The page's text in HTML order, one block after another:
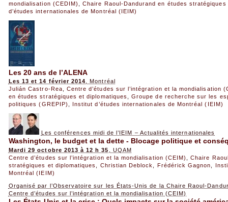
mondialisation (CEDIM)
,Chaire Raoul-Dandurand en études
d’études internationales de Montréal (IEIM)
Les 20 ans de l’ALENA
Les 13 et 14 février 2014, Montréal
Julián Castro-Rea, Centre d’études sur l’intégration et la mondialisation
en études stratégiques et diplomatiques ,Groupe de recherche sur les
politiques (GREPIP) , Institut d’études internationales de Montréal (IEIM)
Les conférences midi de l’IEIM – Actualités internationales
Washington, le budget et la dette - Blocage politique et
Mardi 29 octobre 2013 à 12 h 35
, UQAM
Centre d’études sur l’intégration et la mondialisation (CEIM)
,Chaire
stratégiques et diplomatiques
Christian Deblock Frédérick Gagnon
Montréal (IEIM)
Organisé par l’Observatoire sur les États-Unis de la Chaire Raoul-
Centre d’études sur l’intégration et la mondialisation (CEIM)